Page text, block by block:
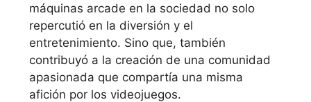
máquinas arcade en la sociedad no solo
repercutió en la diversión y el
entretenimiento. Sino que, también
contribuyó a la creación de una comunidad
apasionada que compartía una misma
afición por los videojuegos.